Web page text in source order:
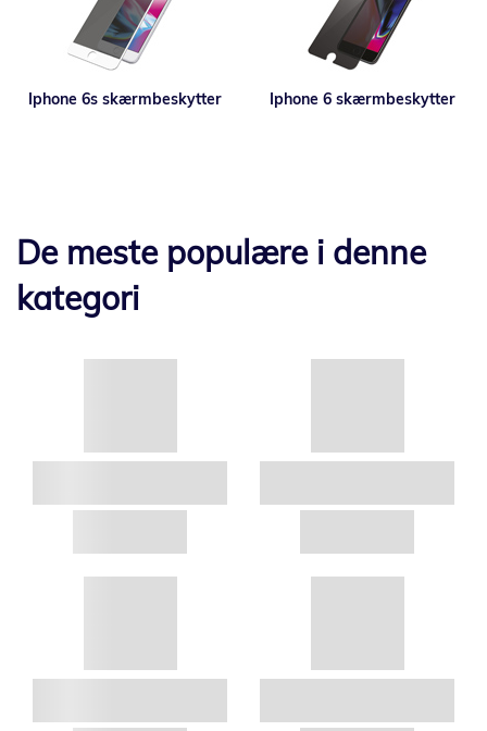
Iphone 6s skærmbeskytter Iphone 6 skærmbeskytter
De meste populære i denne
kategori